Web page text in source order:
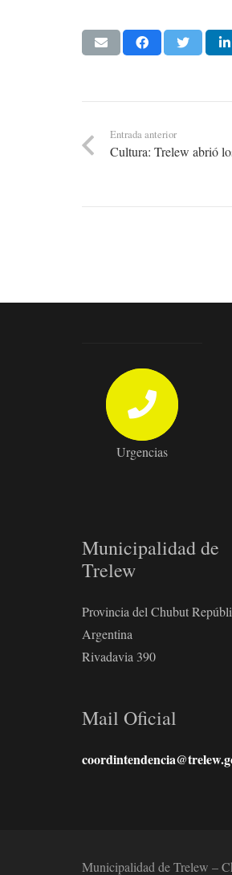
Entrada anterior
Cultura: Trelew abrió
Urgencias
Municipalidad de
Trelew
Provincia del Chubut
Argentina
Rivadavia 390
Mail Oficial
Municipalidad de Trelew –